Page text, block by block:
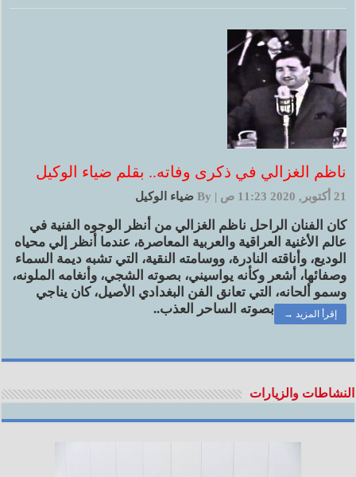
ناظم الغزالي في ذكرى وفاته.. بقلم ضياء الوكيل
21 أكتوبر, 2020 11:23 ص |
By ضياء الوكيل
كان الفنان الراحل ناظم الغزالي من أنظر الوجوه الفنية في
عالم الأغنية العراقية والعربية المعاصرة، عندما أنظر إلي محياه
الوديع، وأناقته النادرة، ووسامته النقية، التي تشبه ديمة السماء
وصفائها، أشعر وكأنه يواسيني، بصوته الشجي، وأنغامه الملونه،
وسمو ألحانه، التي تعانق الفن البغدادي الأصيل، كان يناجي
بصوته الساحر العذب..
إقرأ المزيد →
النشاطات والزيارات